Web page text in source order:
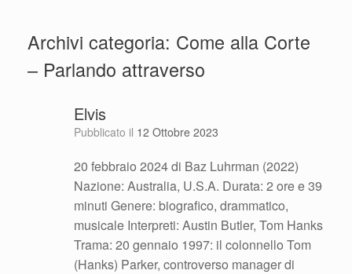
Archivi categoria: Come alla Corte
– Parlando attraverso
Elvis
Pubblicato il 12 Ottobre 2023
20 febbraio 2024 di Baz Luhrman (2022)
Nazione: Australia, U.S.A. Durata: 2 ore e 39
minuti Genere: biografico, drammatico,
musicale Interpreti: Austin Butler, Tom Hanks
Trama: 20 gennaio 1997: il colonnello Tom
(Hanks) Parker, controverso manager di